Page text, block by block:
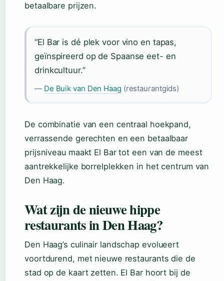
betaalbare prijzen.
“El Bar is dé plek voor vino en tapas,
geïnspireerd op de Spaanse eet- en
drinkcultuur.”
— De Buik van Den Haag (restaurantgids)
De combinatie van een centraal hoekpand,
verrassende gerechten en een betaalbaar
prijsniveau maakt El Bar tot een van de meest
aantrekkelijke borrelplekken in het centrum van
Den Haag.
Wat zijn de nieuwe hippe
restaurants in Den Haag?
Den Haag’s culinair landschap evolueert
voortdurend, met nieuwe restaurants die de
stad op de kaart zetten. El Bar hoort bij de